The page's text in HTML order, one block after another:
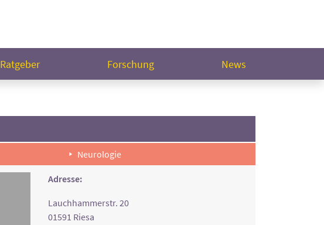
Ratgeber Forschung News
Neurologie
Adresse:
Lauchhammerstr. 20
01591 Riesa